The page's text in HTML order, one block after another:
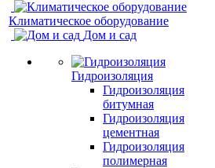
Климатическое оборудование
Дом и сад
Гидроизоляция
Гидроизоляция
битумная
Гидроизоляция
цементная
Гидроизоляция
полимерная